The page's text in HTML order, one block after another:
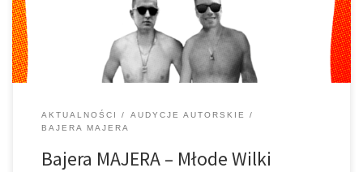
też. Bajera: Produkcja. Dystrybucja. Masturbacja. Pablos […]
AKTUALNOŚCI
AUDYCJE AUTORSKIE
BAJERA MAJERA
Bajera MAJERA – Młode Wilki